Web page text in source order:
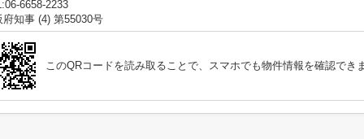
6658-2233
府知事 (4) 第55030号
このQRコードを読み取ることで、スマホでも物件情報を確認でき